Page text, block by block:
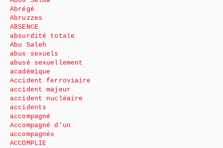
Abrégé
Abruzzes
ABSENCE
absurdité totale
Abu Saleh
abus sexuels
abusé sexuellement
académique
Accident ferroviaire
accident majeur
accident nucléaire
accidents
accompagné
Accompagné d’un
accompagnés
ACCOMPLIE